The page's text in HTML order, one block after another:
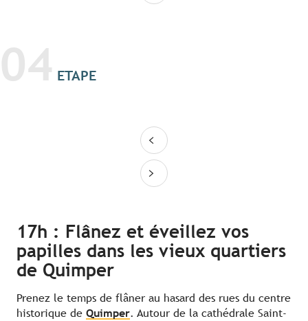
04 ETAPE
17h : Flânez et éveillez vos
papilles dans les vieux quartiers
de Quimper
Prenez le temps de flâner au hasard des rues du centre
historique de Quimper. Autour de la cathédrale Saint-